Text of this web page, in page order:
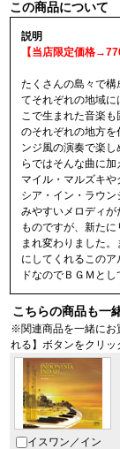
この商品につい
説明
【当店限定価格
たくさんの島々で
てそれぞれの地域
こで生まれた音楽
のそれぞれの地方
ンジ風の演奏で楽
らではそんな曲に
マイル・マルズキ
シア・イン・ラウ
みやすいメロディ
ものですが、新た
まれ変わりました
にしてくれるこの
ドなのでＢＧＭとし
こちらの商品も一
※関連商品を一緒にお
れる】ボタンをクリッ
イスワン／イン